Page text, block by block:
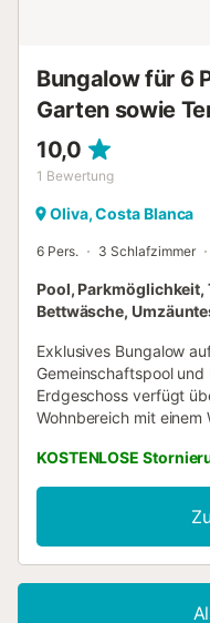
Bungalow für 6
Garten sowie
10,0
1 Bewertung
Oliva, Costa Blanca
6 Pers. 3 Schlafzimmer
Pool, Parkmöglichkeit,
Bettwäsche,
Exklusives Bungalow
Gemeinschaftspool
Erdgeschoss verfügt
Wohnbereich mit
Obergeschoss erwarten
Badezimmer und eine
den Golfplatz. Nur 650
vom Reitzentrum
einem umzäunten
KOSTENLOSE